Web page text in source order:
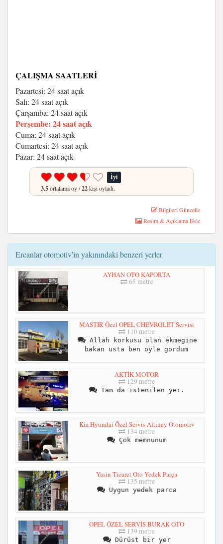
ÇALIŞMA SAATLERI
Pazartesi: 24 saat açık
Salı: 24 saat açık
Çarşamba: 24 saat açık
Perşembe: 24 saat açık
Cuma: 24 saat açık
Cumartesi: 24 saat açık
Pazar: 24 saat açık
İyi
3.5ortalama oy /22kişi oyladı.
Bilgileri Güncelle
Resim & Açıklama Ekle
Ercanlar otomotiv'in yakınındaki benzeri yerler
AYHAN OTO KAPORTA
65 metre
MASTIR Özel OPEL CHEVROLET Servisi
110 metre
Allah korkusu olan ekmegine
bakan usta ben oyle gordum
AKTİK MOTOR
129 metre
Tam da istenilen yer.
Kia Hyundai Özel Servis Altınay Otomotiv
134 metre
Çok memnunum
Yasin Ticaret Oto Yedek Parça
135 metre
Uygun yedek parca
OPEL ÖZEL SERVİS BURAK OTO
139 metre
Dürüst bir yer